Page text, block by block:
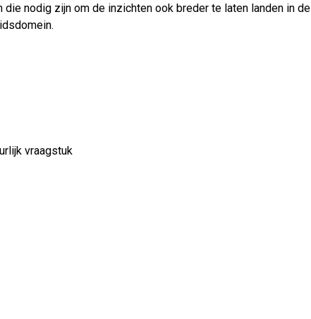
nodig zijn om de inzichten ook breder te laten landen in de
vraagstuk